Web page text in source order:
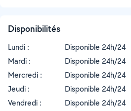
Disponibilités
Lundi :
Disponible 24h/24
Mardi :
Disponible 24h/24
Mercredi :
Disponible 24h/24
Jeudi :
Disponible 24h/24
Vendredi :
Disponible 24h/24